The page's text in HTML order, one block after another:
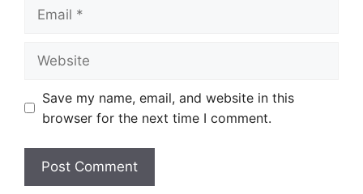
Save my name, email, and website in this
browser for the next time I comment.